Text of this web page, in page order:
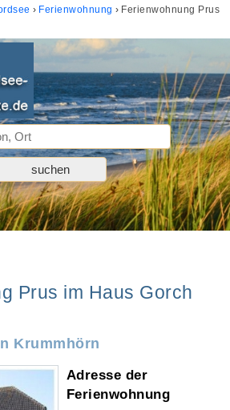
Ferienwohnung
Ferienwohnung Prus
Prus im Haus Gorch
Krummhörn
Adresse der
Ferienwohnung